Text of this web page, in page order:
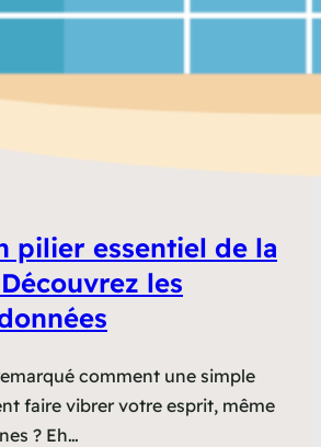
pilier essentiel de la
les
comment une simple
faire vibrer votre esprit, même
? Eh…